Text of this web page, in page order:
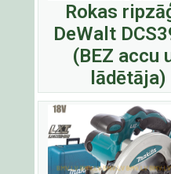
Rokas
DeWalt
(BEZ accu
lādētāja)